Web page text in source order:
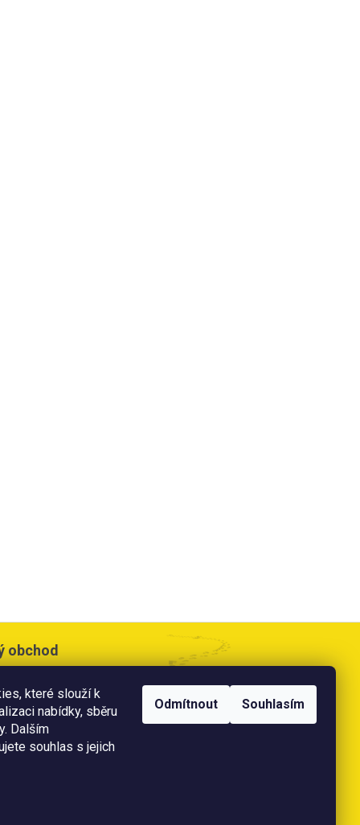
které slouží k
nabídky, sběru
Dalším
souhlas s jejich
Odmítnout Souhlasím
obchod
- 17:00 hod